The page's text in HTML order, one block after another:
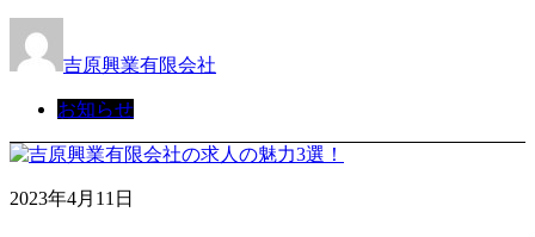
吉原興業有限会社
お知らせ
2023年4月11日